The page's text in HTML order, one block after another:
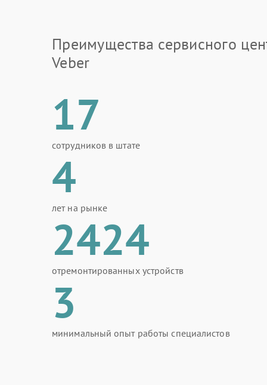
Преимущества сервисного
Veber
17
сотрудников в штате
4
лет на рынке
2424
отремонтированных устройств
3
минимальный опыт работы специалистов